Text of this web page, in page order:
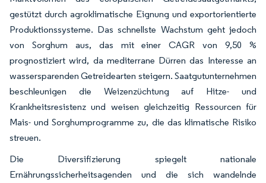
gestützt durch agroklimatische Eignung und exportorientierte
Produktionssysteme. Das schnellste Wachstum geht jedoch
von Sorghum aus, das mit einer CAGR von 9,50 %
prognostiziert wird, da mediterrane Dürren das Interesse an
wassersparenden Getreidearten steigern. Saatgutunternehmen
beschleunigen die Weizenzüchtung auf Hitze- und
Krankheitsresistenz und weisen gleichzeitig Ressourcen für
Mais- und Sorghumprogramme zu, die das klimatische Risiko
streuen.
Die Diversifizierung spiegelt nationale
Ernährungssicherheitsagenden und die sich wandelnde